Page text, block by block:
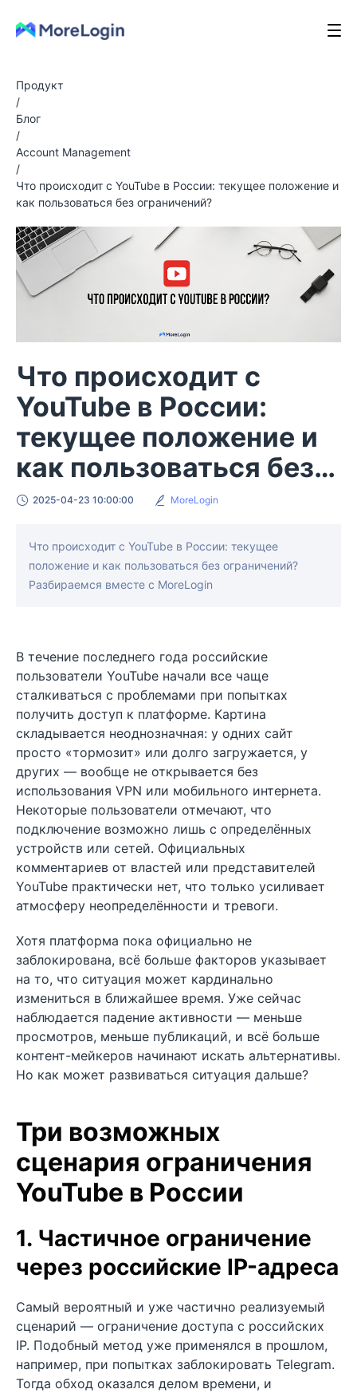
Продукт
/
Блог
/
Account Management
/
Что происходит с YouTube в России: текущее положение и
как пользоваться без ограничений?
Что происходит с
YouTube в России:
текущее положение и
как пользоваться без
ограничений?
2025-04-23 10:00:00 MoreLogin
Что происходит с YouTube в России: текущее
положение и как пользоваться без ограничений?
Разбираемся вместе с MoreLogin
В течение последнего года российские
пользователи YouTube начали все чаще
сталкиваться с проблемами при попытках
получить доступ к платформе. Картина
складывается неоднозначная: у одних сайт
просто «тормозит» или долго загружается, у
других — вообще не открывается без
использования VPN или мобильного интернета.
Некоторые пользователи отмечают, что
подключение возможно лишь с определённых
устройств или сетей. Официальных
комментариев от властей или представителей
YouTube практически нет, что только усиливает
атмосферу неопределённости и тревоги.
Хотя платформа пока официально не
заблокирована, всё больше факторов указывает
на то, что ситуация может кардинально
измениться в ближайшее время. Уже сейчас
наблюдается падение активности — меньше
просмотров, меньше публикаций, и всё больше
контент-мейкеров начинают искать альтернативы.
Но как может развиваться ситуация дальше?
Три возможных
сценария ограничения
YouTube в России
1. Частичное ограничение
через российские IP-адреса
Самый вероятный и уже частично реализуемый
сценарий — ограничение доступа с российских
IP. Подобный метод уже применялся в прошлом,
например, при попытках заблокировать Telegram.
Тогда обход оказался делом времени, и